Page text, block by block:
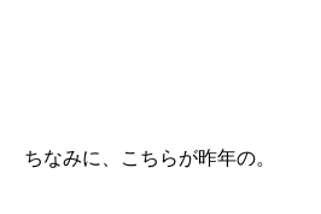
ちなみに、こちらが昨年の。